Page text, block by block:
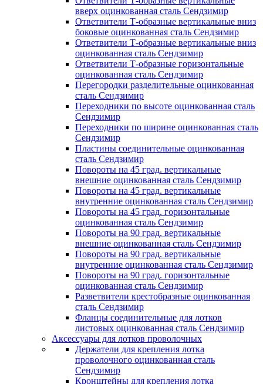
вверх оцинкованная сталь Сендзимир
Ответвители Т-образные вертикальные вниз
боковые оцинкованная сталь Сендзимир
Ответвители Т-образные вертикальные вниз
оцинкованная сталь Сендзимир
Ответвители Т-образные горизонтальные
оцинкованная сталь Сендзимир
Перегородки разделительные оцинкованная
сталь Сендзимир
Переходники по высоте оцинкованная сталь
Сендзимир
Переходники по ширине оцинкованная сталь
Сендзимир
Пластины соединительные оцинкованная
сталь Сендзимир
Повороты на 45 град. вертикальные
внешние оцинкованная сталь Сендзимир
Повороты на 45 град. вертикальные
внутренние оцинкованная сталь Сендзимир
Повороты на 45 град. горизонтальные
оцинкованная сталь Сендзимир
Повороты на 90 град. вертикальные
внешние оцинкованная сталь Сендзимир
Повороты на 90 град. вертикальные
внутренние оцинкованная сталь Сендзимир
Повороты на 90 град. горизонтальные
оцинкованная сталь Сендзимир
Разветвители крестобразные оцинкованная
сталь Сендзимир
Фланцы соединительные для лотков
листовых оцинкованная сталь Сендзимир
Аксессуары для лотков проволочных
Держатели для крепления лотка
проволочного оцинкованная сталь
Сендзимир
Кронштейны для крепления лотка